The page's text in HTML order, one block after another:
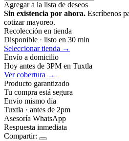
Agregar a la lista de deseos
Sin existencia por ahora. Escríbenos
cotizar mayoreo.
Recolección en tienda
Disponible · listo en 30 min
Seleccionar tienda →
Envío a domicilio
Hoy antes de 3PM en Tuxtla
Ver cobertura →
Producto garantizado
Tu compra está segura
Envío mismo día
Tuxtla · antes de 2pm
Asesoría WhatsApp
Respuesta inmediata
Compartir: